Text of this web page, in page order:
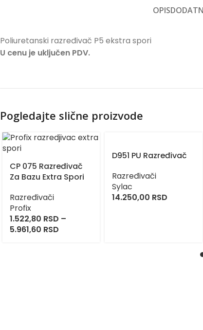
OPIS
Poliuretanski razređivač P5 ekstra spori
U cenu je uključen PDV.
Pogledajte slične proizvode
CP 075 Razređivač
Za Bazu Extra Spori
Razređivači
Profix
1.522,80 RSD –
5.961,60 RSD
D951 PU Razređivač
Razređivači
Sylac
14.250,00 RSD